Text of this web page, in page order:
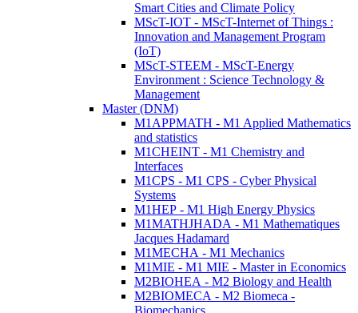
Smart Cities and Climate Policy
MScT-IOT - MScT-Internet of Things :
Innovation and Management Program
(IoT)
MScT-STEEM - MScT-Energy
Environment : Science Technology &
Management
Master (DNM)
M1APPMATH - M1 Applied Mathematics
and statistics
M1CHEINT - M1 Chemistry and
Interfaces
M1CPS - M1 CPS - Cyber Physical
Systems
M1HEP - M1 High Energy Physics
M1MATHJHADA - M1 Mathematiques
Jacques Hadamard
M1MECHA - M1 Mechanics
M1MIE - M1 MIE - Master in Economics
M2BIOHEA - M2 Biology and Health
M2BIOMECA - M2 Biomeca -
Biomechanics